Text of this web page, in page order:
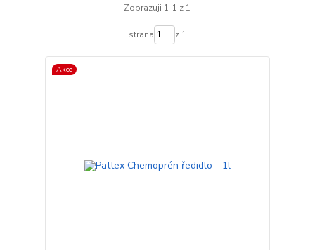
Zobrazuji 1-1 z 1
strana z 1
Akce